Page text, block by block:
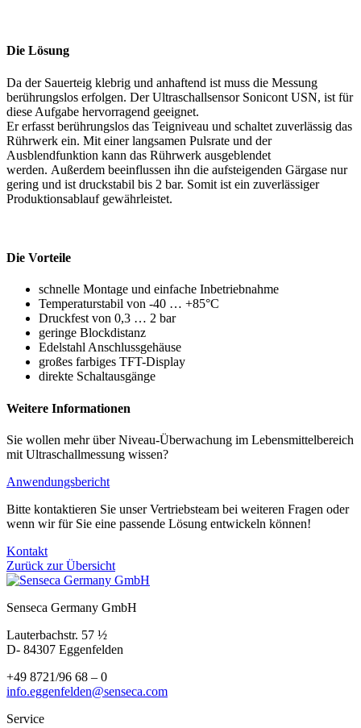
Die Lösung
Da der Sauerteig klebrig und anhaftend ist muss die Messung
berührungslos erfolgen. Der Ultraschallsensor Sonicont USN, ist für
diese Aufgabe hervorragend geeignet.
Er erfasst berührungslos das Teigniveau und schaltet zuverlässig das
Rührwerk ein. Mit einer langsamen Pulsrate und der
Ausblendfunktion kann das Rührwerk ausgeblendet
werden. Außerdem beeinflussen ihn die aufsteigenden Gärgase nur
gering und ist druckstabil bis 2 bar. Somit ist ein zuverlässiger
Produktionsablauf gewährleistet.
Die Vorteile
schnelle Montage und einfache Inbetriebnahme
Temperaturstabil von -40 … +85°C
Druckfest von 0,3 … 2 bar
geringe Blockdistanz
Edelstahl Anschlussgehäuse
großes farbiges TFT-Display
direkte Schaltausgänge
Weitere Informationen
Sie wollen mehr über Niveau-Überwachung im Lebensmittelbereich
mit Ultraschallmessung wissen?
Anwendungsbericht
Bitte kontaktieren Sie unser Vertriebsteam bei weiteren Fragen oder
wenn wir für Sie eine passende Lösung entwickeln können!
Kontakt
Zurück zur Übersicht
Senseca Germany GmbH
Lauterbachstr. 57 ½
D- 84307 Eggenfelden
+49 8721/96 68 – 0
info.eggenfelden@senseca.com
Service